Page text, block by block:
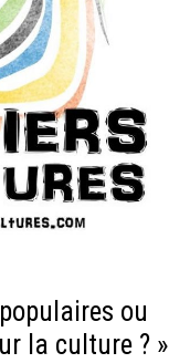
ou
la culture ? »